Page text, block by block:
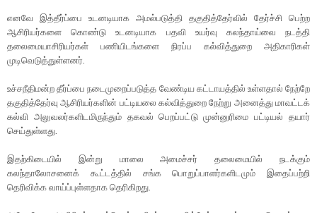
எனவே இத்தீர்ப்பை உடனடியாக அமல்படுத்தி தகுதித்தேர்வில் தேர்ச்சி பெற்ற
ஆசிரியர்களை கொண்டு உடனடியாக பதவி உயர்வு கலந்தாய்வை நடத்தி
தலைமையாசிரியர்கள் பணியிடங்களை நிரப்ப கல்வித்துறை அதிகாரிகள்
முடிவெடுத்துள்ளனர்.
உச்சநீதிமன்ற தீர்ப்பை நடைமுறைப்படுத்த வேண்டிய கட்டாயத்தில் உள்ளதால் நேற்றே
தகுதித்தேர்வு ஆசிரியர்களின் பட்டியலை கல்வித்துறை நேற்று அனைத்து மாவட்டக்
கல்வி அலுவலர்களிடமிருந்தும் தகவல் பெறப்பட்டு முன்னுரிமை பட்டியல் தயார்
செய்துள்ளது.
இதற்கிடையில் இன்று மாலை அமைச்சர் தலைமையில் நடக்கும்
கலந்தாலோசனைக் கூட்டத்தில் சங்க பொறுப்பாளர்களிடமும் இதைப்பற்றி
தெரிவிக்க வாய்ப்புள்ளதாக தெரிகிறது.